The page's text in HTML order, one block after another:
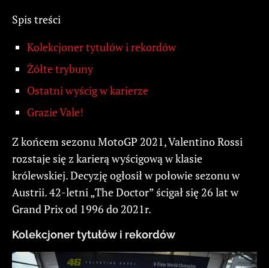
Spis treści
Kolekcjoner tytułów i rekordów
Żółte trybuny
Ostatni wyścig w karierze
Grazie Vale!
Z końcem sezonu MotoGP 2021, Valentino Rossi
rozstaje się z karierą wyścigową w klasie
królewskiej. Decyzję ogłosił w połowie sezonu w
Austrii. 42-letni „The Doctor” ścigał się 26 lat w
Grand Prix od 1996 do 2021r.
Kolekcjoner tytułów i rekordów